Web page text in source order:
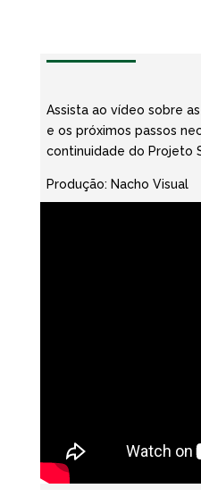
Assista ao vídeo sobre
e os próximos passos
continuidade do Projeto
Produção: Nacho Visual